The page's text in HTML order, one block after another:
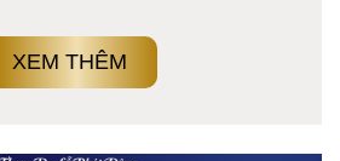
XEM THÊM